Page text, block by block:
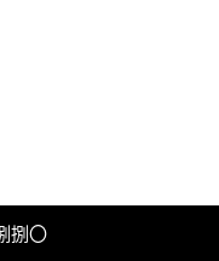
捌〇